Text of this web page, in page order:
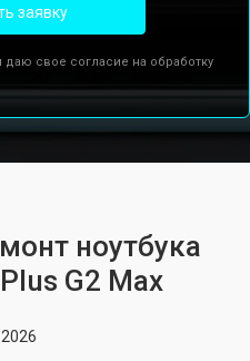
заявку
даю свое согласие на обработку
ноутбука
G2 Max